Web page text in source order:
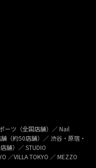
ーツ（全国店舗）／ Nail
（約50店舗）／ 渋谷・原宿・
舗）／ STUDIO
／VILLA TOKYO ／ MEZZO